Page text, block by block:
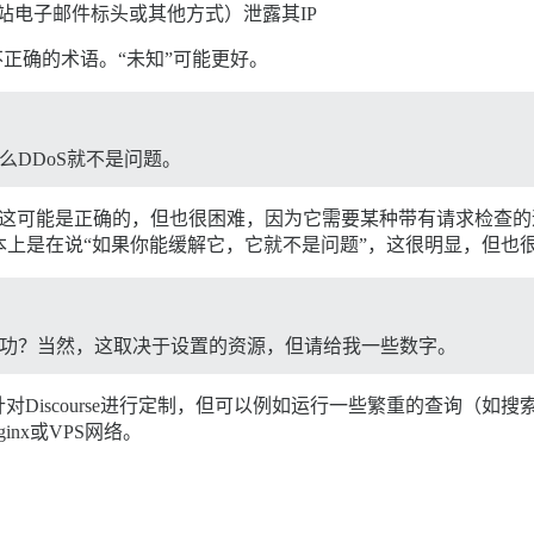
电子邮件标头或其他方式）泄露其IP
确的术语。“未知”可能更好。
DDoS就不是问题。
可能是正确的，但也很困难，因为它需要某种带有请求检查
是在说“如果你能缓解它，它就不是问题”，这很明显，但也
当然，这取决于设置的资源，但请给我一些数字。
Discourse进行定制，但可以例如运行一些繁重的查询（如
或VPS网络。